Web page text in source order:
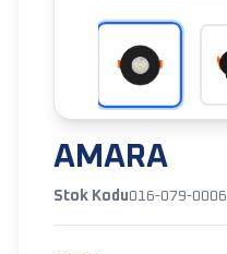
AMARA
Stok Kodu016-079-0006